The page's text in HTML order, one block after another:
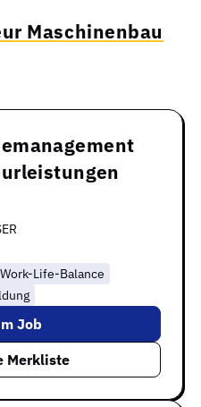
Maschinenbau
Work-Life-Balance
Merkliste
Job